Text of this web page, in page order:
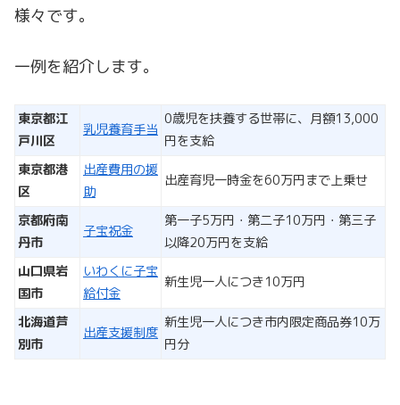
様々です。
一例を紹介します。
東京都江
戸川区
乳児養育手当
0歳児を扶養する世帯に、月額13,000
円を支給
東京都港
区
出産費用の援
助
出産育児一時金を60万円まで上乗せ
京都府南
丹市
子宝祝金
第一子5万円・第二子10万円・第三子
以降20万円を支給
山口県岩
国市
いわくに子宝
給付金
新生児一人につき10万円
北海道芦
別市
出産支援制度
新生児一人につき市内限定商品券10万
円分